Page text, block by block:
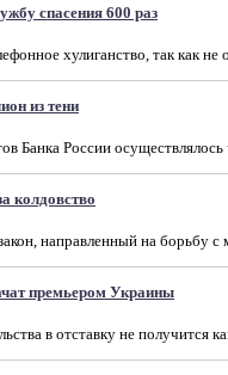
спасения 600 раз
хулиганство, так как
из тени
Банка России
колдовство
направленный на борьбу с
премьером Украины
в отставку не получится